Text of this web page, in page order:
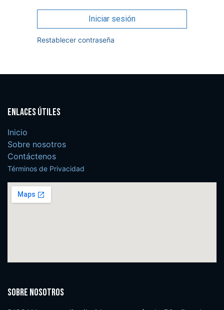
Iniciar sesión
Restablecer contraseña
Enlaces útiles
Inicio
Sobre nosotros
Contáctenos
Términos de Privacidad
Sobre nosotros